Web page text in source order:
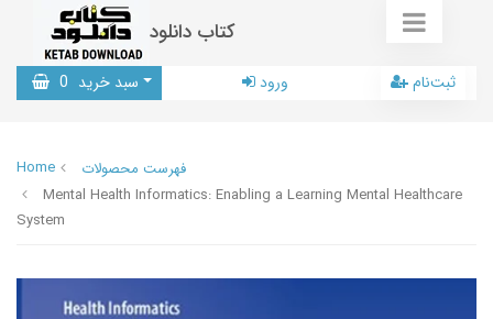
کتاب دانلود
سبد خرید 0 ورود ثبت‌نام
Home
فهرست محصولات
Mental Health Informatics: Enabling a Learning Mental Healthcare
System